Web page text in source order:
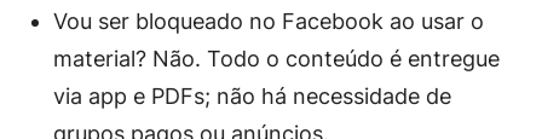
Vou ser bloqueado no Facebook ao usar o
material? Não. Todo o conteúdo é entregue
via app e PDFs; não há necessidade de
grupos pagos ou anúncios.